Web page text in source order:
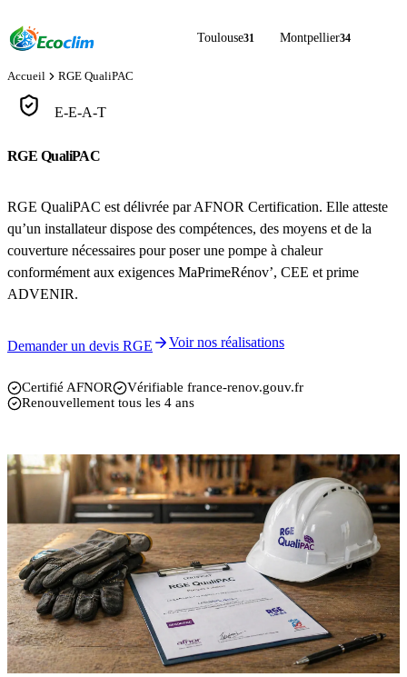
Toulouse31 Montpellier34
Accueil RGE QualiPAC
E-E-A-T
RGE QualiPAC
RGE QualiPAC est délivrée par AFNOR Certification. Elle atteste
qu’un installateur dispose des compétences, des moyens et de la
couverture nécessaires pour poser une pompe à chaleur
conformément aux exigences MaPrimeRénov’, CEE et prime
ADVENIR.
Demander un devis RGE Voir nos réalisations
Certifié AFNOR
Vérifiable france-renov.gouv.fr
Renouvellement tous les 4 ans